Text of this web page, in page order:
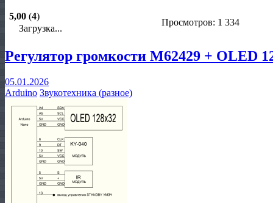
5,00 (4)
Загрузка...
Просмотров: 1 334
Регулятор громкости M62429 + OLED
05.01.2026
Arduino Звукотехника (разное)